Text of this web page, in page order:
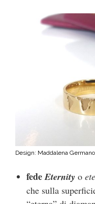
Design: Maddalena Germano
fedeEternity o
che sulla